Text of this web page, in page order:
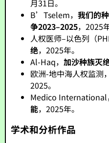
月31日。
B’Tselem，我们的
争2023–2025，2025
人权医师–以色列（
绝，2025年。
Al-Haq，加沙种族灭
欧洲-地中海人权监测
2025。
Medico International
能，2025年。
学术和分析作品